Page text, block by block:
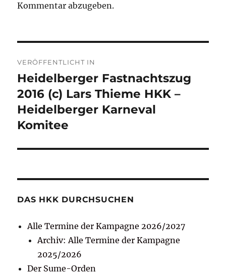
Kommentar abzugeben.
VERÖFFENTLICHT IN
Heidelberger Fastnachtszug
2016 (c) Lars Thieme HKK –
Heidelberger Karneval
Komitee
DAS HKK DURCHSUCHEN
Alle Termine der Kampagne 2026/2027
Archiv: Alle Termine der Kampagne
2025/2026
Der Sume-Orden